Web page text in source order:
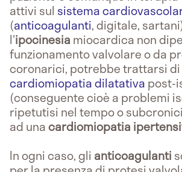
attivi sul sistema
(anticoagulanti, digitale,
l'ipocinesia miocardica non
funzionamento valvolare o da
coronarici, potrebbe trattarsi di
cardiomiopatia dilatativa post-
(conseguente cioè a problemi
ripetutisi nel tempo o
ad unacardiomiopatia
In ogni caso, gli anticoagulanti